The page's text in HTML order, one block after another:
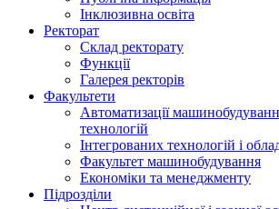
Інклюзивна освіта
Ректорат
Склад ректорату
Функції
Галерея ректорів
Факультети
Автоматизації
технологій
Інтегрованих технологій і
Факультет машинобудування
Економіки та менеджменту
Підрозділи